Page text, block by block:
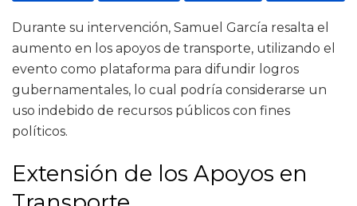
Durante su intervención, Samuel García resalta el
aumento en los apoyos de transporte, utilizando el
evento como plataforma para difundir logros
gubernamentales, lo cual podría considerarse un
uso indebido de recursos públicos con fines
políticos.
Extensión de los Apoyos en